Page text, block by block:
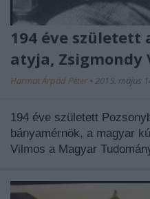
194 éve
atyja, Zsigmondy
Harmat Árpád Péter • 2015. május
194 éve született
bányamérnök, a magyar
Vilmos a Magyar